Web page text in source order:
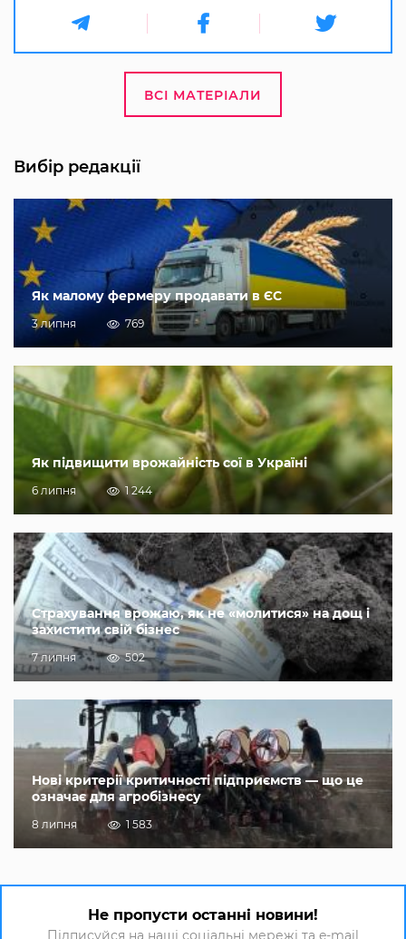
ВСІ МАТЕРІАЛИ
Вибір редакції
Як малому фермеру продавати в ЄС
3 липня 769
Як підвищити врожайність сої в Україні
6 липня 1 244
Страхування врожаю, як не «молитися» на дощ і
захистити свій бізнес
7 липня 502
Нові критерії критичності підприємств — що це
означає для агробізнесу
8 липня 1 583
Не пропусти останні новини!
Підписуйся на наші соціальні мережі та e-mail